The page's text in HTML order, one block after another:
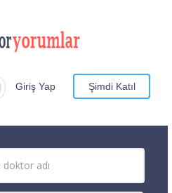
Giriş Yap Şimdi Katıl